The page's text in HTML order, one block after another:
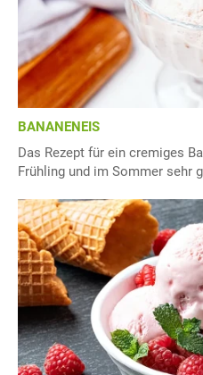
BANANENEIS
Das Rezept für ein cremiges
Frühling und im Sommer sehr